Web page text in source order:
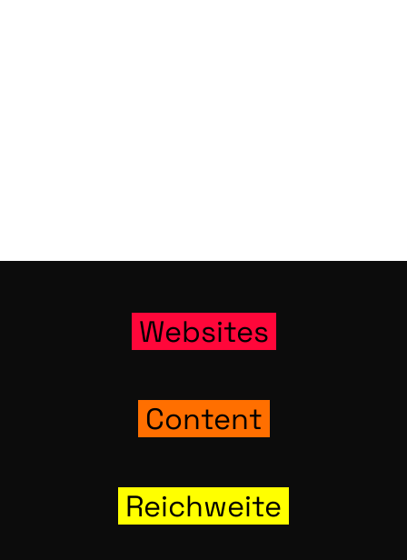
Web­sites
Con­tent
Reich­wei­te